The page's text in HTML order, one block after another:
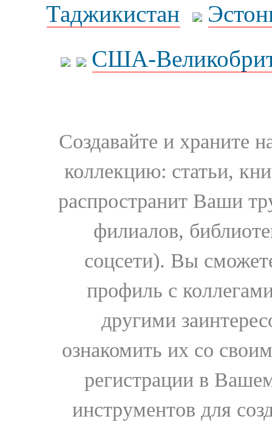
Таджикистан
США-
Создавайте и храните
коллекцию: статьи,
распространит Ваши
филиалов,
соцсети). Вы
профиль с
другими
ознакомить их со
регистрации в
инструментов для